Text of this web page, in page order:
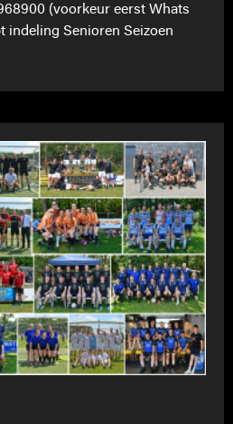
(voorkeur eerst Whats
indeling Senioren Seizoen